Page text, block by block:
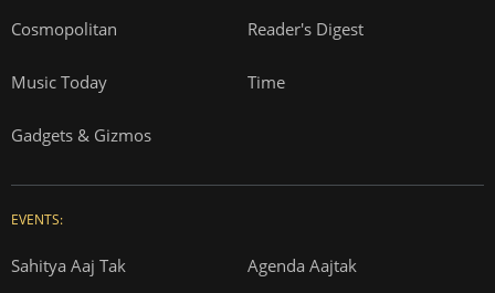
Cosmopolitan Reader's Digest
Music Today Time
Gadgets & Gizmos
EVENTS:
Sahitya Aaj Tak Agenda Aajtak